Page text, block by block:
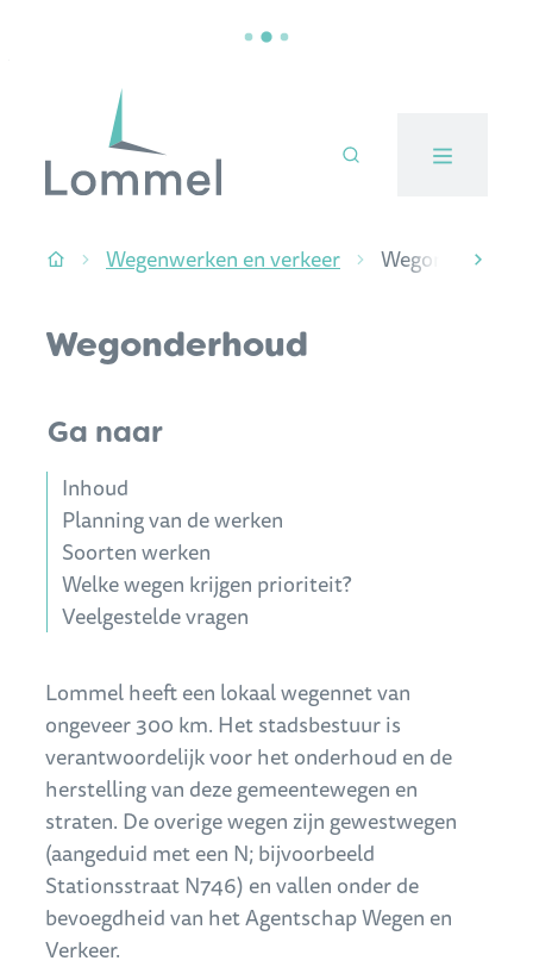
Naar inhoud
Stad Lommel
StartpaginaWegenwerken en verkeer Wegonderhoud
Wegonderhoud
Ga naar
Inhoud
Planning van de werken
Soorten werken
Welke wegen krijgen prioriteit?
Veelgestelde vragen
Inhoud
Lommel heeft een lokaal wegennet van
ongeveer 300 km. Het stadsbestuur is
verantwoordelijk voor het onderhoud en de
herstelling van deze gemeentewegen en
straten. De overige wegen zijn gewestwegen
(aangeduid met een N; bijvoorbeeld
Stationsstraat N746) en vallen onder de
bevoegdheid van het Agentschap Wegen en
Verkeer.